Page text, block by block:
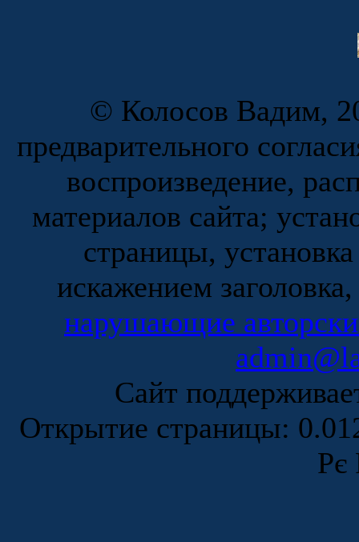
© Колосов Вадим,
предварительного
воспроизведение,
материалов сайта;
страницы,
искажением
нарушающие
Сайт
Открытие страницы:
Рє